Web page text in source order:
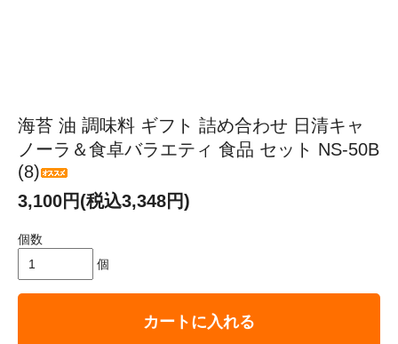
海苔 油 調味料 ギフト 詰め合わせ 日清キャ
ノーラ＆食卓バラエティ 食品 セット NS-50B
(8)
3,100円(税込3,348円)
個数
個
カートに入れる